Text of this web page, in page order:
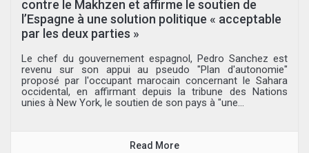
contre le Makhzen et affirme le soutien de
l’Espagne à une solution politique « acceptable
par les deux parties »
Le chef du gouvernement espagnol, Pedro Sanchez est
revenu sur son appui au pseudo "Plan d'autonomie"
proposé par l'occupant marocain concernant le Sahara
occidental, en affirmant depuis la tribune des Nations
unies à New York, le soutien de son pays à "une...
Read More